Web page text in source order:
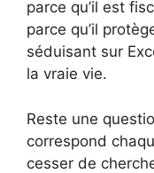
parce qu’il est
parce qu’il
séduisant sur
la vraie vie.
Reste une
correspond
cesser de